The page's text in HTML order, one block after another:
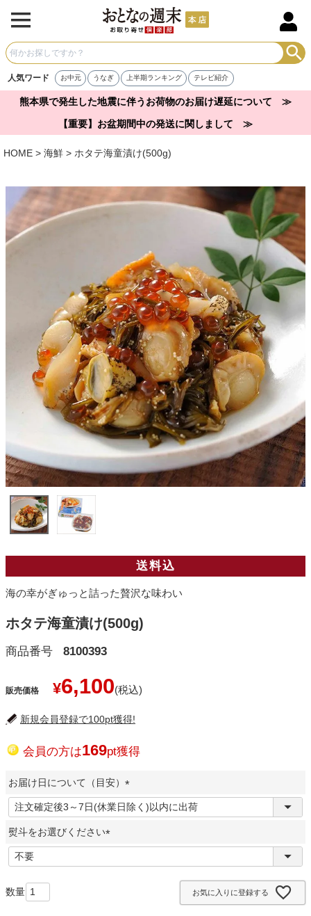
人気ワード お中元 うなぎ 上半期ランキング テレビ紹介
熊本県で発生した地震に伴うお荷物のお届け遅延について ≫
【重要】お盆期間中の発送に関しまして ≫
HOME 海鮮 ホタテ海童漬け(500g)
送料込
海の幸がぎゅっと詰った贅沢な味わい
ホタテ海童漬け(500g)
商品番号 8100393
販売価格 ¥6,100
新規会員登録で100pt獲得!
会員の方は169pt獲得
お届け日について（目安）
(
必
)
熨斗をお選びください
必
お気に入りに登録する